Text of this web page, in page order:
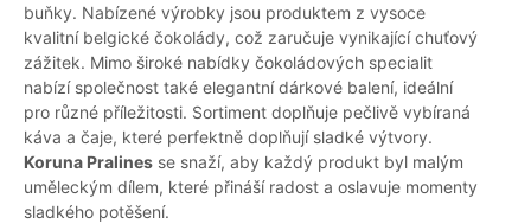
buňky. Nabízené výrobky jsou produktem z vysoce
kvalitní belgické čokolády, což zaručuje vynikající chuťový
zážitek. Mimo široké nabídky čokoládových specialit
nabízí společnost také elegantní dárkové balení, ideální
pro různé příležitosti. Sortiment doplňuje pečlivě vybíraná
káva a čaje, které perfektně doplňují sladké výtvory.
Koruna Pralines se snaží, aby každý produkt byl malým
uměleckým dílem, které přináší radost a oslavuje momenty
sladkého potěšení.